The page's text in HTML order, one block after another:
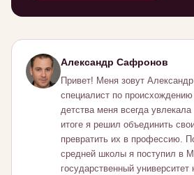
Александр Сафронов
Привет! Меня зовут
специалист по
детства меня всегда
итоге я решил объединить
превратить их в профессию.
средней школы я поступил в
государственный